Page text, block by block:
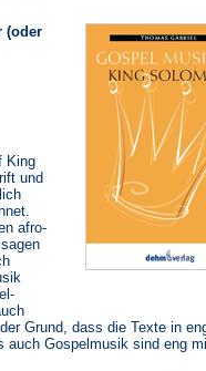
(oder
King
und
afro-
Grund, dass die Texte in
auch Gospelmusik sind eng